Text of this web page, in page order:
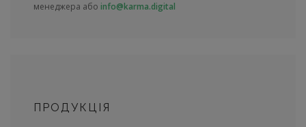
менеджера або info@karma.digital
ПРОДУКЦІЯ